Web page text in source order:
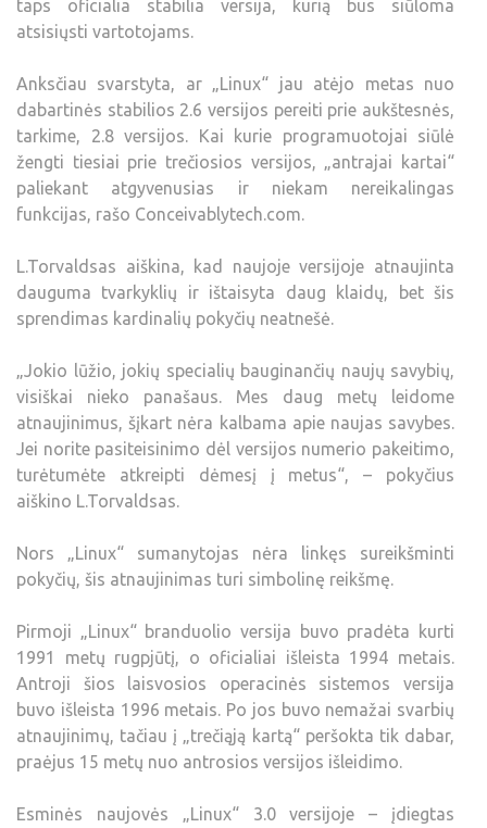
taps oficialia stabilia versija, kurią bus siūloma
atsisiųsti vartotojams.
Anksčiau svarstyta, ar „Linux“ jau atėjo metas nuo
dabartinės stabilios 2.6 versijos pereiti prie aukštesnės,
tarkime, 2.8 versijos. Kai kurie programuotojai siūlė
žengti tiesiai prie trečiosios versijos, „antrajai kartai“
paliekant atgyvenusias ir niekam nereikalingas
funkcijas, rašo Conceivablytech.com.
L.Torvaldsas aiškina, kad naujoje versijoje atnaujinta
dauguma tvarkyklių ir ištaisyta daug klaidų, bet šis
sprendimas kardinalių pokyčių neatnešė.
„Jokio lūžio, jokių specialių bauginančių naujų savybių,
visiškai nieko panašaus. Mes daug metų leidome
atnaujinimus, šįkart nėra kalbama apie naujas savybes.
Jei norite pasiteisinimo dėl versijos numerio pakeitimo,
turėtumėte atkreipti dėmesį į metus“, – pokyčius
aiškino L.Torvaldsas.
Nors „Linux“ sumanytojas nėra linkęs sureikšminti
pokyčių, šis atnaujinimas turi simbolinę reikšmę.
Pirmoji „Linux“ branduolio versija buvo pradėta kurti
1991 metų rugpjūtį, o oficialiai išleista 1994 metais.
Antroji šios laisvosios operacinės sistemos versija
buvo išleista 1996 metais. Po jos buvo nemažai svarbių
atnaujinimų, tačiau į „trečiąją kartą“ peršokta tik dabar,
praėjus 15 metų nuo antrosios versijos išleidimo.
Esminės naujovės „Linux“ 3.0 versijoje – įdiegtas